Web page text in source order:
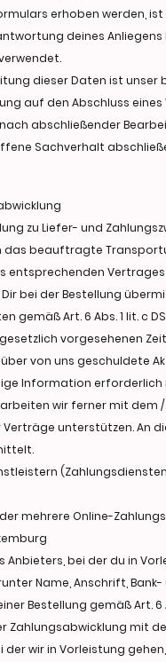
erhoben werden,
deines
dieser Daten ist unser
auf den Abschluss
nach abschließender
Sachverhalt
zu Liefer- und
an das beauftragte
entsprechenden
bei der Bestellung
gemäß Art. 6 Abs. 1 lit. c
vorgesehenen
von uns geschuldete
Information erforderlich
arbeiten wir ferner mit
unterstützen. An
mehrere Online-
Anbieters, bei der du in
Name, Anschrift,
Bestellung gemäß Art. 6
Zahlungsabwicklung mit
der wir in Vorleistung